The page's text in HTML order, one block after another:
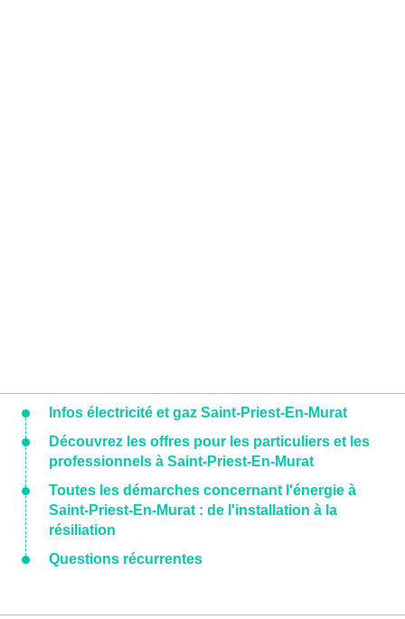
Infos électricité et gaz Saint-Priest-En-Murat
Découvrez les offres pour les particuliers et les
professionnels à Saint-Priest-En-Murat
Toutes les démarches concernant l'énergie à
Saint-Priest-En-Murat : de l'installation à la
résiliation
Questions récurrentes